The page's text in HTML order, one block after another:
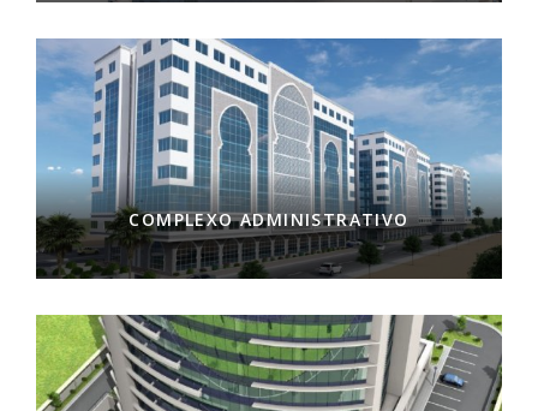
COMPLEXO ADMINISTRATIVO